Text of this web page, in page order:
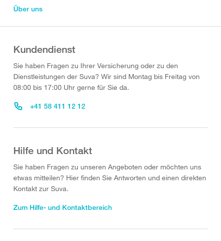
Über uns
Kundendienst
Sie haben Fragen zu Ihrer Versicherung oder zu den
Dienstleistungen der Suva? Wir sind Montag bis Freitag von
08:00 bis 17:00 Uhr gerne für Sie da.
+41 58 411 12 12
Hilfe und Kontakt
Sie haben Fragen zu unseren Angeboten oder möchten uns
etwas mitteilen? Hier finden Sie Antworten und einen direkten
Kontakt zur Suva.
Zum Hilfe- und Kontaktbereich